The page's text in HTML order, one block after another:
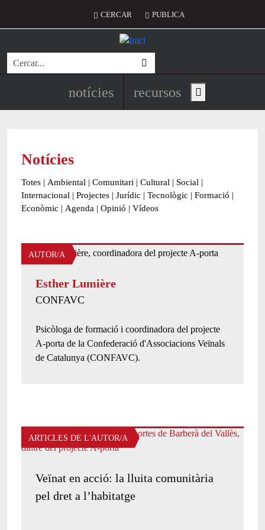
Menú del compte d'usuari
CERCAR PUBLICA
Cerca
Navegació principal de
notícies recursos Show main menu
Notícies
Totes | Ambiental | Comunitari | Cultural | Social |
Internacional | Projectes | Jurídic | Tecnològic | Formació |
Econòmic | Agenda | Opinió | Vídeos
AUTOR/A
Esther Lumière
Twitter de l'autor/a:
CONFAVC
Presentació de l'autor/a:
Psicòloga de formació i coordinadora del projecte
A-porta de la Confederació d'Associacions Veïnals
de Catalunya (CONFAVC).
ARTICLES DE L'AUTOR/A
Veïnat en acció: la lluita comunitària
pel dret a l’habitatge